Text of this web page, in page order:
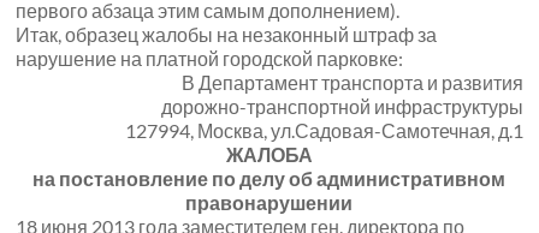
первого абзаца этим самым дополнением).
Итак, образец жалобы на незаконный штраф за
нарушение на платной городской парковке:
В Департамент транспорта и развития
дорожно-транспортной инфраструктуры
127994, Москва, ул.Садовая-Самотечная, д.1
ЖАЛОБА
на постановление по делу об административном
правонарушении
18 июня 2013 года заместителем ген. директора по